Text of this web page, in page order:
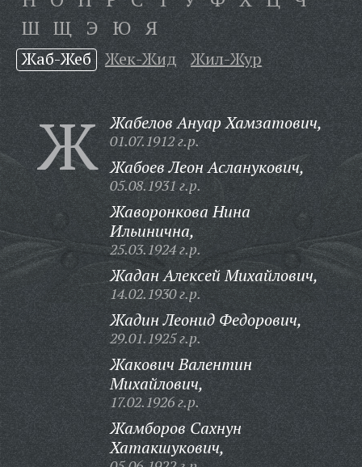
Ш Щ Э Ю Я
Жаб-Жеб Жек-Жид Жил-Жур
Ж Жабелов Ануар Хамзатович,
01.07.1912 г.р.
Жабоев Леон Асланукович,
05.08.1931 г.р.
Жаворонкова Нина
Ильинична,
25.03.1924 г.р.
Жадан Алексей Михайлович,
14.02.1930 г.р.
Жадин Леонид Федорович,
29.01.1925 г.р.
Жакович Валентин
Михайлович,
17.02.1926 г.р.
Жамборов Сахнун
Хатакшукович,